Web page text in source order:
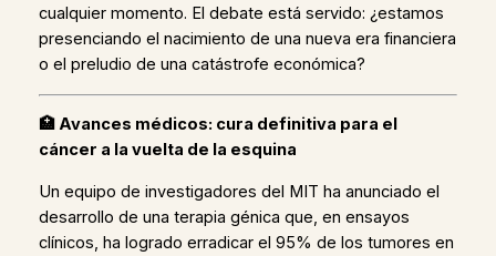
cualquier momento. El debate está servido: ¿estamos
presenciando el nacimiento de una nueva era financiera
o el preludio de una catástrofe económica?
🏥 Avances médicos: cura definitiva para el
cáncer a la vuelta de la esquina
Un equipo de investigadores del MIT ha anunciado el
desarrollo de una terapia génica que, en ensayos
clínicos, ha logrado erradicar el 95% de los tumores en